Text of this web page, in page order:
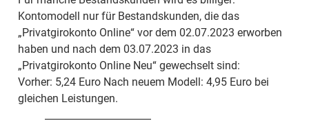
Kontomodell nur für Bestandskunden, die das
„Privatgirokonto Online“ vor dem 02.07.2023 erworben
haben und nach dem 03.07.2023 in das
„Privatgirokonto Online Neu“ gewechselt sind:
Vorher: 5,24 Euro Nach neuem Modell: 4,95 Euro bei
gleichen Leistungen.